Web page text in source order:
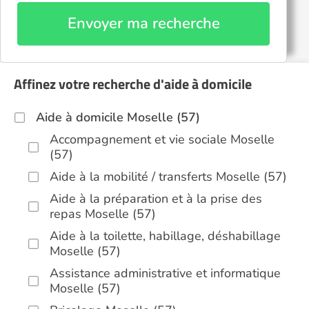
Envoyer ma recherche
Affinez votre recherche d'aide à domicile
Aide à domicile Moselle (57)
Accompagnement et vie sociale Moselle
(57)
Aide à la mobilité / transferts Moselle (57)
Aide à la préparation et à la prise des
repas Moselle (57)
Aide à la toilette, habillage, déshabillage
Moselle (57)
Assistance administrative et informatique
Moselle (57)